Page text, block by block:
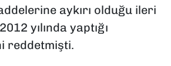
aykırı olduğu ileri
yılında yaptığı
reddetmişti.